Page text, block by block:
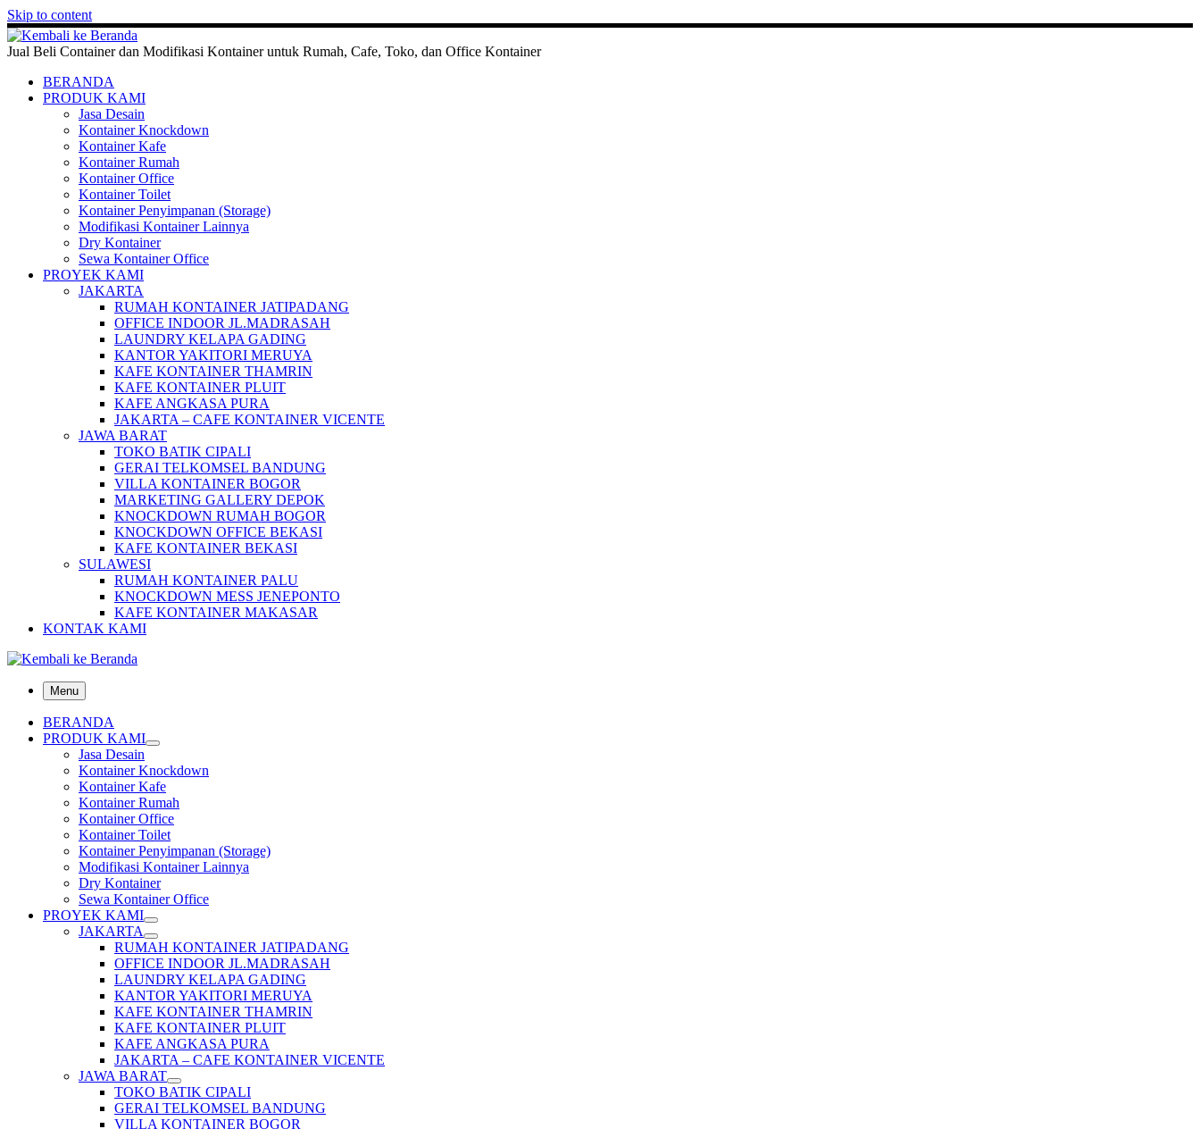
Skip to content
Jual Beli Container dan Modifikasi Kontainer untuk Rumah, Cafe, Toko, dan Office Kontainer
BERANDA
PRODUK KAMI
Jasa Desain
Kontainer Knockdown
Kontainer Kafe
Kontainer Rumah
Kontainer Office
Kontainer Toilet
Kontainer Penyimpanan (Storage)
Modifikasi Kontainer Lainnya
Dry Kontainer
Sewa Kontainer Office
PROYEK KAMI
JAKARTA
RUMAH KONTAINER JATIPADANG
OFFICE INDOOR JL.MADRASAH
LAUNDRY KELAPA GADING
KANTOR YAKITORI MERUYA
KAFE KONTAINER THAMRIN
KAFE KONTAINER PLUIT
KAFE ANGKASA PURA
JAKARTA – CAFE KONTAINER VICENTE
JAWA BARAT
TOKO BATIK CIPALI
GERAI TELKOMSEL BANDUNG
VILLA KONTAINER BOGOR
MARKETING GALLERY DEPOK
KNOCKDOWN RUMAH BOGOR
KNOCKDOWN OFFICE BEKASI
KAFE KONTAINER BEKASI
SULAWESI
RUMAH KONTAINER PALU
KNOCKDOWN MESS JENEPONTO
KAFE KONTAINER MAKASAR
KONTAK KAMI
Menu
BERANDA
PRODUK KAMI
Jasa Desain
Kontainer Knockdown
Kontainer Kafe
Kontainer Rumah
Kontainer Office
Kontainer Toilet
Kontainer Penyimpanan (Storage)
Modifikasi Kontainer Lainnya
Dry Kontainer
Sewa Kontainer Office
PROYEK KAMI
JAKARTA
RUMAH KONTAINER JATIPADANG
OFFICE INDOOR JL.MADRASAH
LAUNDRY KELAPA GADING
KANTOR YAKITORI MERUYA
KAFE KONTAINER THAMRIN
KAFE KONTAINER PLUIT
KAFE ANGKASA PURA
JAKARTA – CAFE KONTAINER VICENTE
JAWA BARAT
TOKO BATIK CIPALI
GERAI TELKOMSEL BANDUNG
VILLA KONTAINER BOGOR